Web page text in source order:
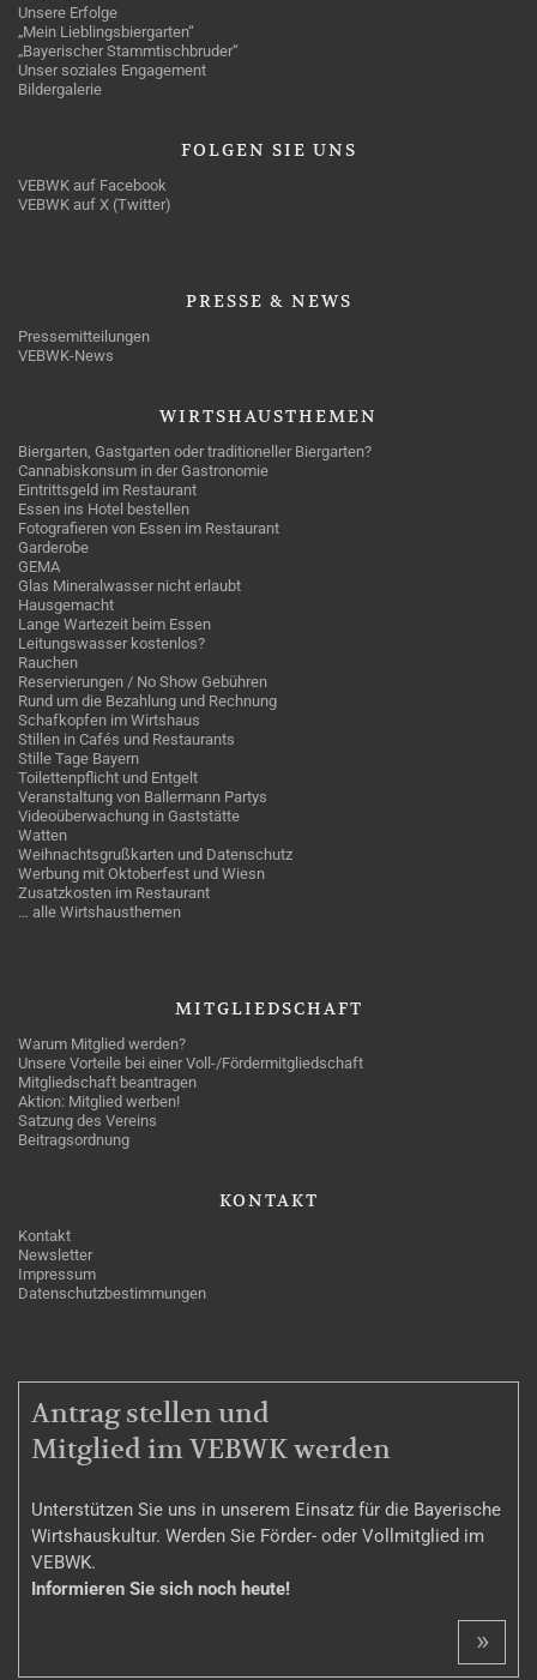
Unsere Erfolge
„Mein Lieblingsbiergarten“
„Bayerischer Stammtischbruder“
Unser soziales Engagement
Bildergalerie
FOLGEN SIE UNS
VEBWK auf Facebook
VEBWK auf X (Twitter)
PRESSE & NEWS
Pressemitteilungen
VEBWK-News
WIRTSHAUSTHEMEN
Biergarten, Gastgarten oder traditioneller Biergarten?
Cannabiskonsum in der Gastronomie
Eintrittsgeld im Restaurant
Essen ins Hotel bestellen
Fotografieren von Essen im Restaurant
Garderobe
GEMA
Glas Mineralwasser nicht erlaubt
Hausgemacht
Lange Wartezeit beim Essen
Leitungswasser kostenlos?
Rauchen
Reservierungen / No Show Gebühren
Rund um die Bezahlung und Rechnung
Schafkopfen im Wirtshaus
Stillen in Cafés und Restaurants
Stille Tage Bayern
Toilettenpflicht und Entgelt
Veranstaltung von Ballermann Partys
Videoüberwachung in Gaststätte
Watten
Weihnachtsgrußkarten und Datenschutz
Werbung mit Oktoberfest und Wiesn
Zusatzkosten im Restaurant
… alle Wirtshausthemen
MITGLIEDSCHAFT
Warum Mitglied werden?
Unsere Vorteile bei einer Voll-/Fördermitgliedschaft
Mitgliedschaft beantragen
Aktion: Mitglied werben!
Satzung des Vereins
Beitragsordnung
KONTAKT
Kontakt
Newsletter
Impressum
Datenschutzbestimmungen
MITGLIEDSCHAFT
Antrag stellen und
Mitglied im VEBWK werden
Unterstützen Sie uns in unserem Einsatz für die Bayerische
Wirtshauskultur. Werden Sie Förder- oder Vollmitglied im
VEBWK.
Informieren Sie sich noch heute!
»